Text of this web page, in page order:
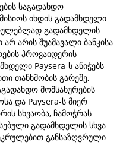
საგადახდო
იხდის გადამხდელი
გადამხდელის
არის შუამავალი ბანკისა
პროვაიდერის
Paysera-ს ანიჭებს
თანხმობის გარეშე,
მომსახურების
და Paysera-ს მიერ
სხვაობა, ჩამოჭრას
გადამხდელის სხვა
განსაზღვრული